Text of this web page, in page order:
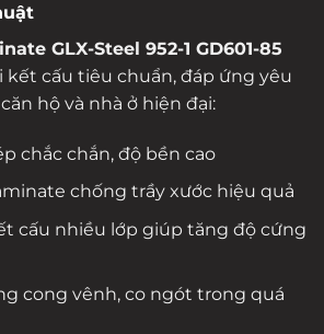
GLX-Steel 952-1 GD601-85
kết cấu tiêu chuẩn, đáp ứng yêu
hộ và nhà ở hiện đại:
chắc chắn, độ bền cao
chống trầy xước hiệu quả
cấu nhiều lớp giúp tăng độ cứng
cong vênh, co ngót trong quá